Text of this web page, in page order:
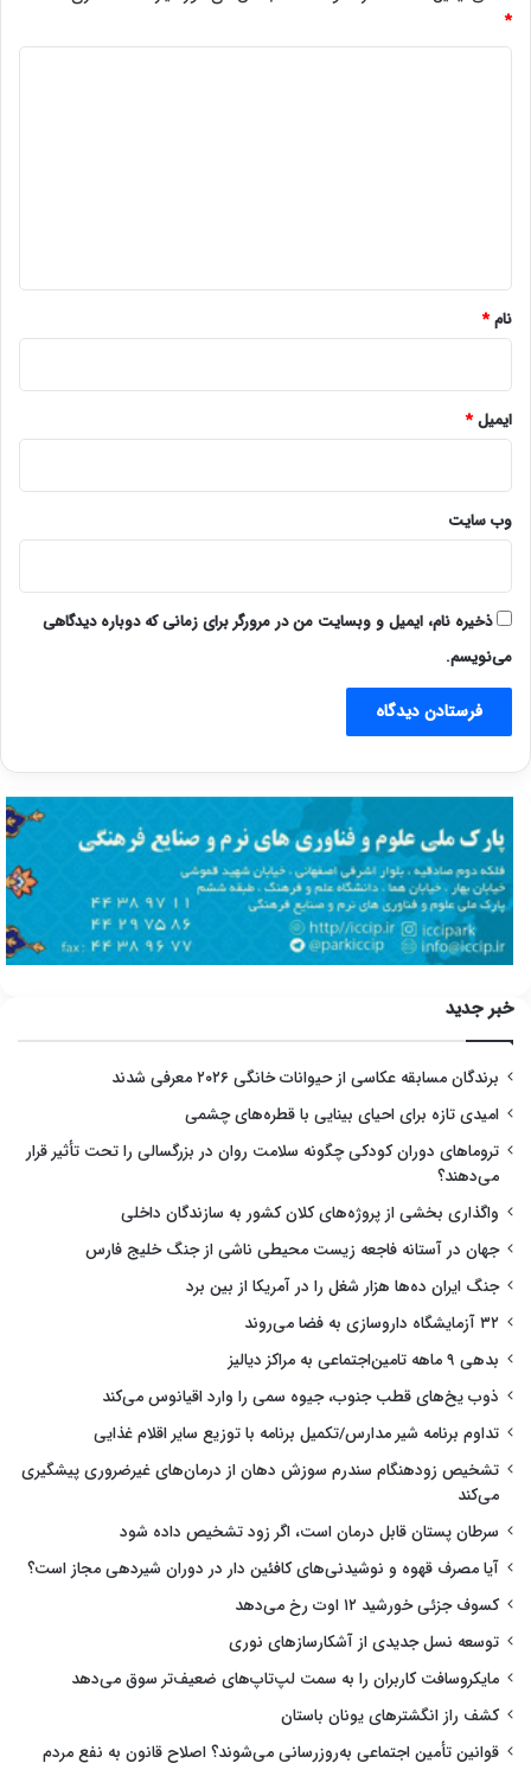
*
نام*
ایمیل*
وب‌ سایت
ذخیره نام، ایمیل و وبسایت من در مرورگر برای زمانی که دوباره دیدگاهی
می‌نویسم.
خبر جدید
برندگان مسابقه عکاسی از حیوانات خانگی ۲۰۲۶ معرفی شدند
امیدی تازه برای احیای بینایی با قطره‌های چشمی
تروماهای دوران کودکی چگونه سلامت روان در بزرگسالی را تحت تأثیر قرار
می‌دهند؟
واگذاری بخشی از پروژه‌های کلان کشور به سازندگان داخلی
جهان در آستانه فاجعه زیست محیطی ناشی از جنگ خلیج فارس
جنگ ایران ده‌ها هزار شغل را در آمریکا از بین برد
۳۲ آزمایشگاه داروسازی به فضا می‌روند
بدهی ۹ ماهه تامین‌اجتماعی به مراکز دیالیز
ذوب یخ‌های قطب جنوب، جیوه سمی را وارد اقیانوس می‌کند
تداوم برنامه شیر مدارس/تکمیل برنامه با توزیع سایر اقلام غذایی
تشخیص زودهنگام سندرم سوزش دهان از درمان‌های غیرضروری پیشگیری
می‌کند
سرطان پستان قابل درمان است، اگر زود تشخیص داده شود
آیا مصرف قهوه و نوشیدنی‌های کافئین دار در دوران شیردهی مجاز است؟
کسوف جزئی خورشید ۱۲ اوت رخ می‌دهد
توسعه نسل جدیدی از آشکارسازهای نوری
مایکروسافت کاربران را به سمت لپ‌تاپ‌های ضعیف‌تر سوق می‌دهد
کشف راز انگشترهای یونان باستان
قوانین تأمین اجتماعی به‌روزرسانی می‌شوند؟ اصلاح قانون به نفع مردم